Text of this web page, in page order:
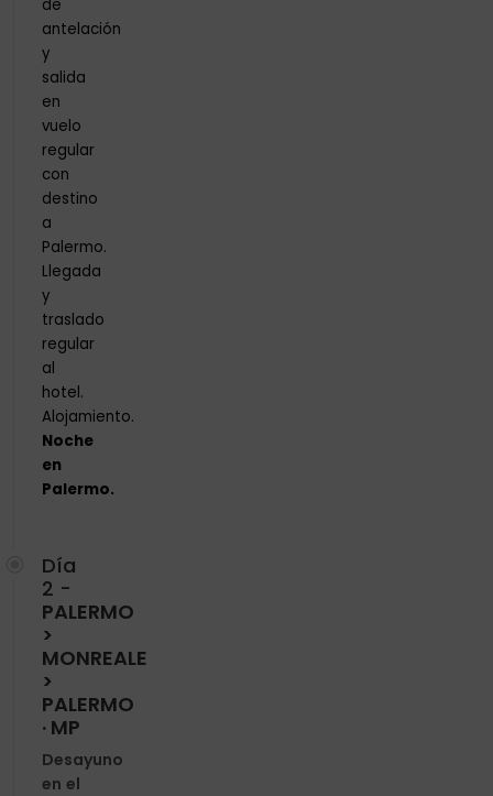
de
antelación
y
salida
en
vuelo
regular
con
destino
a
Palermo.
Llegada
y
traslado
regular
al
hotel.
Alojamiento.
Noche
en
Palermo.
Día
2 -
PALERMO
>
MONREALE
>
PALERMO
· MP
Desayuno
en el